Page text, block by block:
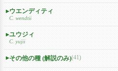
ウエンディティ
C. wendtii
ユウジィ
C. yujii
その他の種 (解説のみ)(41)